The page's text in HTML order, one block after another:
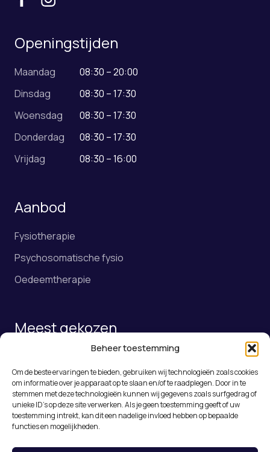
Beheer toestemming
Om de beste ervaringen te bieden, gebruiken wij technologieën zoals cookies
om informatie over je apparaat op te slaan en/of te raadplegen. Door in te
stemmen met deze technologieën kunnen wij gegevens zoals surfgedrag of
unieke ID's op deze site verwerken. Als je geen toestemming geeft of uw
toestemming intrekt, kan dit een nadelige invloed hebben op bepaalde
functies en mogelijkheden.
Openingstijden
Maandag
08:30 – 20:00
Dinsdag
08:30 – 17:30
Woensdag
08:30 – 17:30
Donderdag
08:30 – 17:30
Vrijdag
08:30 – 16:00
Aanbod
Fysiotherapie
Psychosomatische fysio
Oedeemtherapie
Meest gekozen
Online afspraak maken
Rugklachten Roosendaal
Medical Taping